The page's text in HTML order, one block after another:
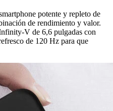
potente y repleto de
de rendimiento y valor.
V de 6,6 pulgadas con
de 120 Hz para que